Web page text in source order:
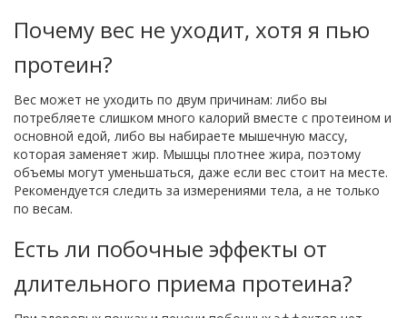
Почему вес не уходит, хотя я пью
протеин?
Вес может не уходить по двум причинам: либо вы
потребляете слишком много калорий вместе с протеином и
основной едой, либо вы набираете мышечную массу,
которая заменяет жир. Мышцы плотнее жира, поэтому
объемы могут уменьшаться, даже если вес стоит на месте.
Рекомендуется следить за измерениями тела, а не только
по весам.
Есть ли побочные эффекты от
длительного приема протеина?